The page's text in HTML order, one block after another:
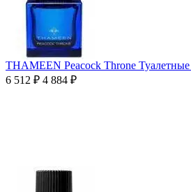
THAMEEN Peacock Throne
6 512 ₽ 4 884 ₽